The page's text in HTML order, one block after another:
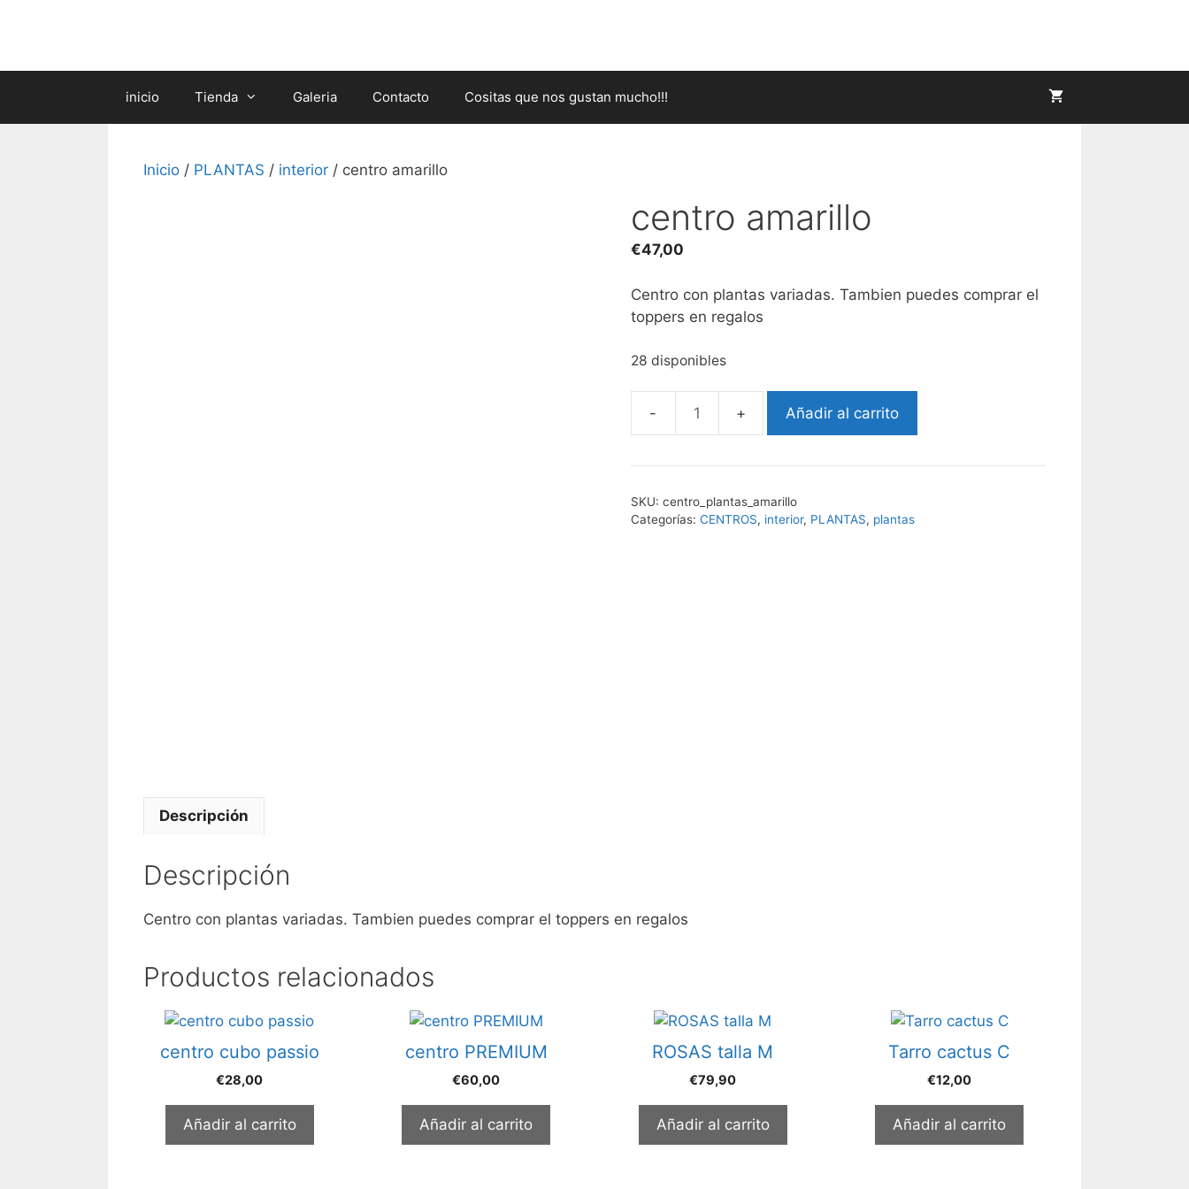
inicio Tienda Galeria Contacto Cositas que nos gustan mucho!!!
Inicio / PLANTAS / interior / centro amarillo
centro amarillo
€47,00
Centro con plantas variadas. Tambien puedes comprar el
toppers en regalos
28 disponibles
cantidad
Añadir al carrito
SKU: centro_plantas_amarillo
Categorías: CENTROS, interior, PLANTAS, plantas
Descripción
Descripción
Centro con plantas variadas. Tambien puedes comprar el toppers en regalos
Productos relacionados
centro cubo passio
€28,00
Añadir al carrito
centro PREMIUM
€60,00
Añadir al carrito
ROSAS talla M
€79,90
Añadir al carrito
Tarro cactus C
€12,00
Añadir al carrito